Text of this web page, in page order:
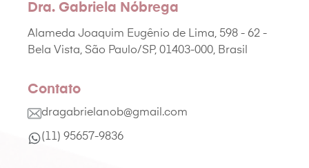
Dra. Gabriela Nóbrega
Alameda Joaquim Eugênio de Lima, 598 - 62 -
Bela Vista, São Paulo/SP, 01403-000, Brasil
Contato
dragabrielanob@gmail.com
(11) 95657-9836